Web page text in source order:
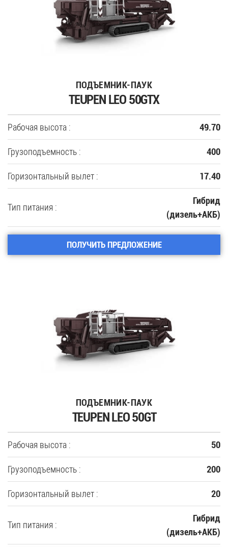
ПОДЪЕМНИК-ПАУК
TEUPEN LEO 50GTX
Рабочая высота : 49.70
Грузоподъемность : 400
Горизонтальный вылет : 17.40
Тип питания :
Гибрид
(дизель+АКБ)
ПОЛУЧИТЬ ПРЕДЛОЖЕНИЕ
ПОДЪЕМНИК-ПАУК
TEUPEN LEO 50GT
Рабочая высота : 50
Грузоподъемность : 200
Горизонтальный вылет : 20
Тип питания :
Гибрид
(дизель+АКБ)